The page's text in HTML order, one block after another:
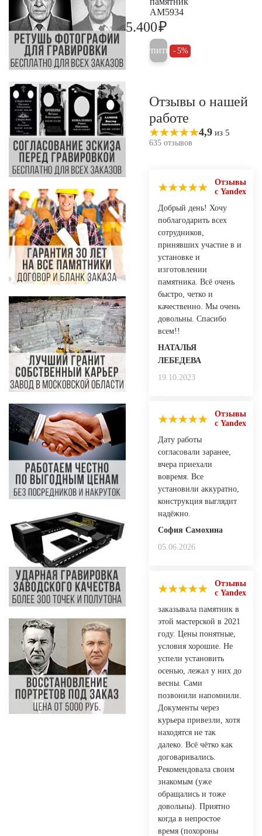
AM5934
5.400₽
Купить 5%
Отзывы о нашей
работе
4,9 из 5
635 отзывов
Отзывы
с Yandex
Добрый день! Хочу
поблагодарить всех
сотрудников,
принявших участие в и
установке и
изготовлении
памятника. Всё очень
быстро, четко и
качественно. Мы очень
довольны. Спасибо
всем!!
НАТАЛЬЯ
ЛЕБЕДЕВА
19.10.2023
Отзывы
с Yandex
Дату работы
согласовали заранее,
вчера приехали
вовремя. Все
установили аккуратно,
конструкция выглядит
надёжно.
София Самохина
05.06.2026
Отзывы
с Yandex
заказывала памятник в
этой мастерской в 2021
году. Цены понятные,
условия хорошие. Не
успели установить
осенью, лежал у них до
весны. Сами
позвонили напомнили.
Документы через
курьера привезли, хотя
находятся не так
далеко. Всё чётко как
договаривались.
Рекомендовала своим
знакомым (уже
обращались и тоже
довольны). Приятно
когда в непростое
время (похороны